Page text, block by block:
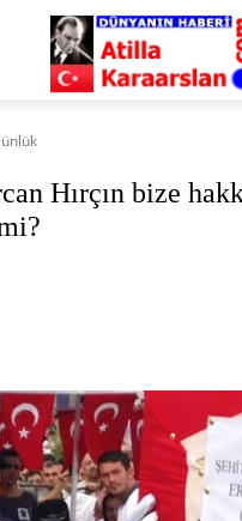
Hırçın bize